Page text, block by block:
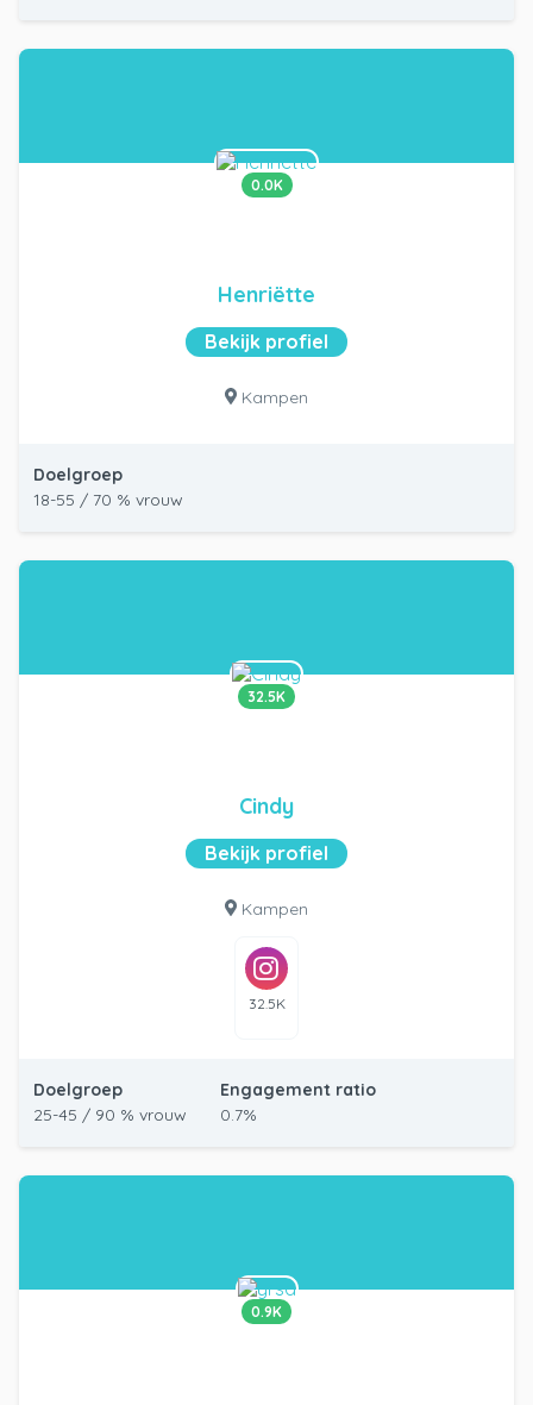
0.0K
Henriëtte
Bekijk profiel
Kampen
Doelgroep
18-55 / 70 % vrouw
32.5K
Cindy
Bekijk profiel
Kampen
32.5K
Doelgroep
25-45 / 90 % vrouw
Engagement ratio
0.7%
0.9K